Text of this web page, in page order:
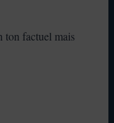
ton factuel mais